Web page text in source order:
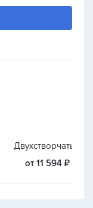
Двухстворчатые
от 11 594 ₽